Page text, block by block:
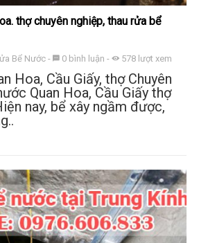
thợ chuyên nghiệp, thau rửa bể
Bể Nước - 0 bình luận - 578 lượt xem
Hoa, Cầu Giấy, thợ Chuyên
Quan Hoa, Cầu Giấy thợ
nay, bể xây ngầm được,